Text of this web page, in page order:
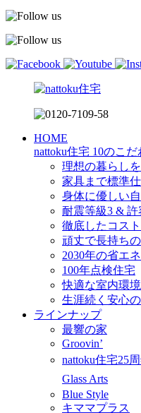
HOME
nattoku住宅 10のこだ
理想の暮らし
家具まで標準
身体に優しい
耐震等級3 &
徹底したコス
頑丈で長持ち
2030年の省エ
100年点検住宅
快適な室内環
生涯続く安心
ラインナップ
最響の家
Groovin’
nattoku住宅25
Glass Arts
Blue Style
キママプラス